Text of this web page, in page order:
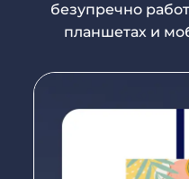
безупречно
планшетах и